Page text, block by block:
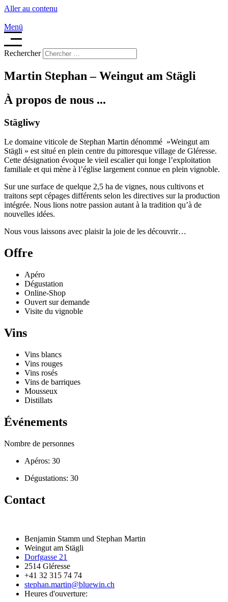
Aller au contenu
Menü
Rechercher
Martin Stephan – Weingut am Stägli
À propos de nous ...
Stägliwy
Le domaine viticole de Stephan Martin dénommé »Weingut am
Stägli » est situé en plein centre du pittoresque village de Gléresse.
Cette désignation évoque le vieil escalier qui longe l’exploitation
familiale et qui mène à l’église largement connue en plein vignoble.
Sur une surface de quelque 2,5 ha de vignes, nous cultivons et
traitons sept cépages différents selon les directives sur la production
intégrée. Nous lions notre passion autant à la tradition qu’à de
nouvelles idées.
Nous vous laissons avec plaisir la joie de les découvrir…
Offre
Apéro
Dégustation
Online-Shop
Ouvert sur demande
Visite du vignoble
Vins
Vins blancs
Vins rouges
Vins rosés
Vins de barriques
Mousseux
Distillats
Événements
Nombre de personnes
Apéros: 30
Dégustations: 30
Contact
Benjamin Stamm und Stephan Martin
Weingut am Stägli
Dorfgasse 21
2514 Gléresse
+41 32 315 74 74
stephan.martin@bluewin.ch
Heures d'ouverture: